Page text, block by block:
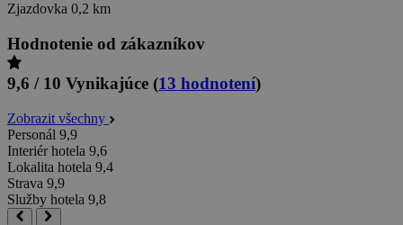
Zjazdovka 0,2 km
Hodnotenie od zákazníkov
9,6 / 10 Vynikajúce (13 hodnotení)
Zobrazit všechny
Personál 9,9
Interiér hotela 9,6
Lokalita hotela 9,4
Strava 9,9
Služby hotela 9,8